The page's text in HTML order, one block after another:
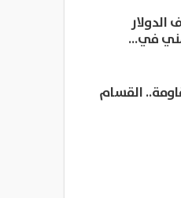
في…
القسام